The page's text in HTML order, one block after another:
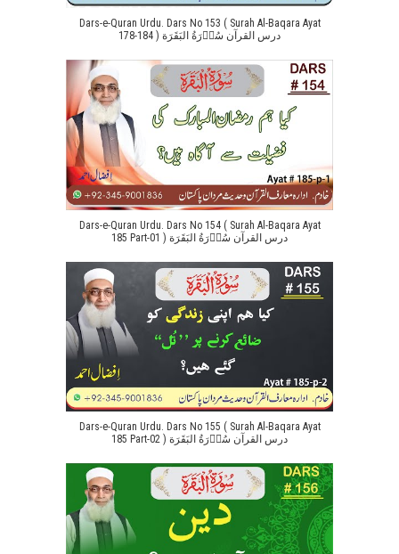
Dars-e-Quran Urdu. Dars No 153 ( Surah Al-Baqara Ayat
178-184 ) درس القرآن سُوۡرَةُ البَقَرَة
Dars-e-Quran Urdu. Dars No 154 ( Surah Al-Baqara Ayat
185 Part-01 ) درس القرآن سُوۡرَةُ البَقَرَة
Dars-e-Quran Urdu. Dars No 155 ( Surah Al-Baqara Ayat
185 Part-02 ) درس القرآن سُوۡرَةُ البَقَرَة